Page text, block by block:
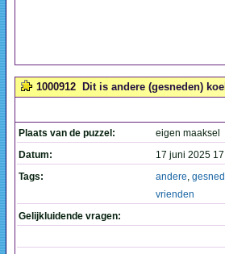
1000912 Dit is andere (gesneden)
Plaats van de puzzel:
eigen maaksel
Datum:
17 juni 2025
Tags:
andere,
vrienden
Gelijkluidende vragen: